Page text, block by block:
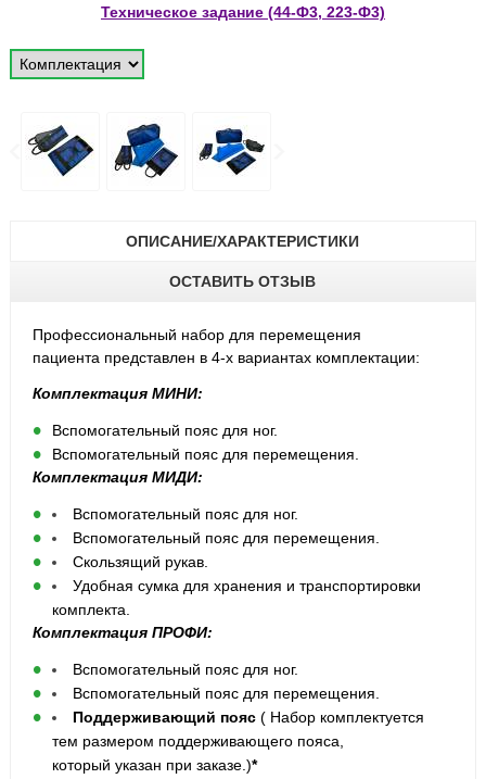
Техническое задание (44-Ф3, 223-Ф3)
ОПИСАНИЕ/ХАРАКТЕРИСТИКИ
ОСТАВИТЬ ОТЗЫВ
Профессиональный набор для перемещения
пациента представлен в 4-х вариантах комплектации:
Комплектация МИНИ:
Вспомогательный пояс для ног.
Вспомогательный пояс для перемещения.
Комплектация МИДИ:
Вспомогательный пояс для ног.
Вспомогательный пояс для перемещения.
Скользящий рукав.
Удобная сумка для хранения и транспортировки
комплекта.
Комплектация ПРОФИ:
Вспомогательный пояс для ног.
Вспомогательный пояс для перемещения.
Поддерживающий пояс ( Набор комплектуется
тем размером поддерживающего пояса,
который указан при заказе.)*